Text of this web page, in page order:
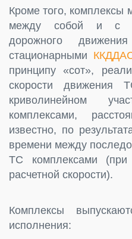
Кроме того, комплексы
между собой и с
дорожного движения
стационарными
принципу «сот»,
скорости движения
криволинейном
комплексами,
известно, по
времени между
ТС комплексами (при
расчетной скорости).
Комплексы
исполнения: